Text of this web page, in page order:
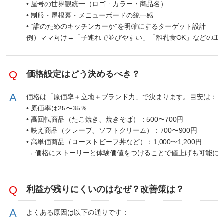
• 屋号の世界観統一（ロゴ・カラー・商品名）
• 制服・屋根幕・メニューボードの統一感
• “誰のためのキッチンカーか”を明確にするターゲット設計
例）ママ向け→「子連れで並びやすい」「離乳食OK」などの
価格設定はどう決めるべき？
価格は「原価率＋立地＋ブランド力」で決まります。目安は：
• 原価率は25〜35％
• 高回転商品（たこ焼き、焼きそば）：500〜700円
• 映え商品（クレープ、ソフトクリーム）：700〜900円
• 高単価商品（ローストビーフ丼など）：1,000〜1,200円
→ 価格にストーリーと体験価値をつけることで値上げも可能に
利益が残りにくいのはなぜ？改善策は？
よくある原因は以下の通りです：